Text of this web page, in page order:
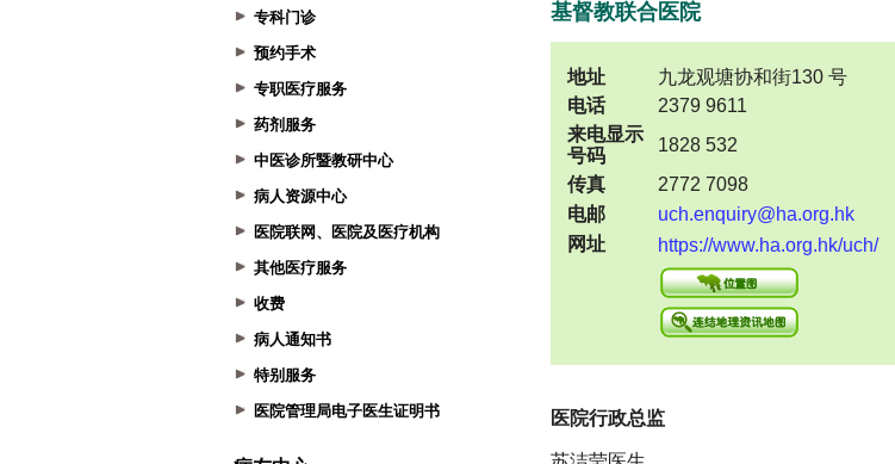
专科门诊
预约手术
专职医疗服务
药剂服务
中医诊所暨教研中心
病人资源中心
医院联网、医院及医疗机构
其他医疗服务
收费
病人通知书
特别服务
医院管理局电子医生证明书